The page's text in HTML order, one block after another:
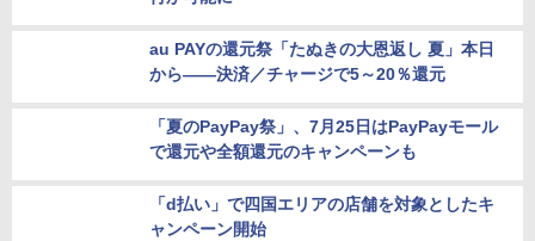
au PAYの還元祭「たぬきの大恩返し 夏」本日
から――決済／チャージで5～20％還元
「夏のPayPay祭」、7月25日はPayPayモール
で還元や全額還元のキャンペーンも
「d払い」で四国エリアの店舗を対象としたキ
ャンペーン開始